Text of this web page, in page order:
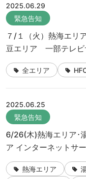
2025.06.29
緊急告知
７/１（火）熱海エリ
豆エリア 一部テレビ
全エリア
2025.06.25
緊急告知
6/26(木)熱海エリア･
ア インターネットサ
熱海エリア